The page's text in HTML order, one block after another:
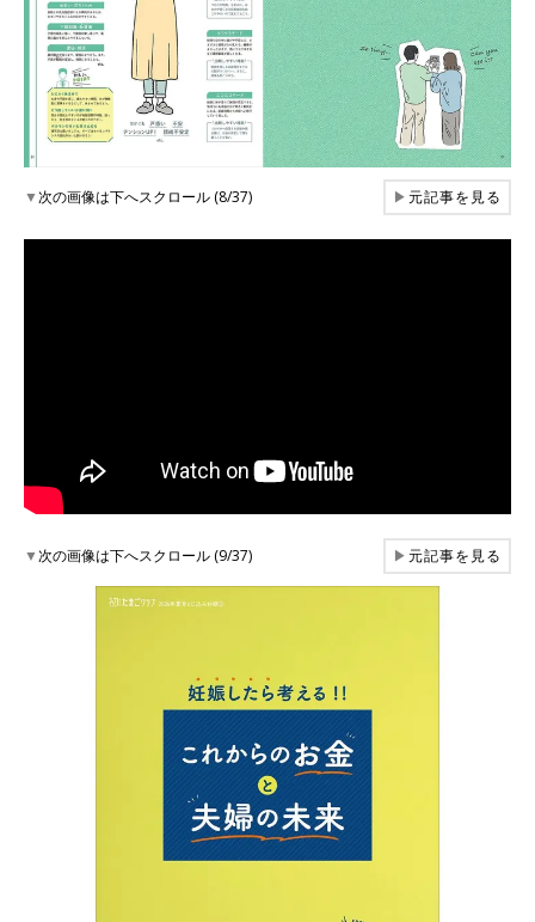
▼次の画像は下へスクロール (8/37) ▶元記事を見る
▼次の画像は下へスクロール (9/37) ▶元記事を見る